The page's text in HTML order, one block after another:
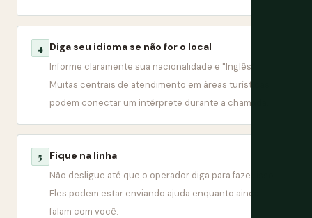
4 Diga seu idioma se não for o local
Informe claramente sua nacionalidade e "Inglês".
Muitas centrais de atendimento em áreas turísticas
podem conectar um intérprete durante a chamada.
5 Fique na linha
Não desligue até que o operador diga para fazer isso.
Eles podem estar enviando ajuda enquanto ainda
falam com você.